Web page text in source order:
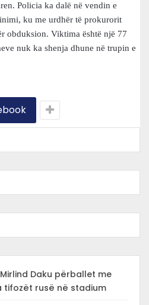
Policia ka dalë në vendin e
ku me urdhër të prokurorit
obduksion. Viktima është një 77
nuk ka shenja dhune në trupin e
Daku përballet me
tifozët rusë në stadium